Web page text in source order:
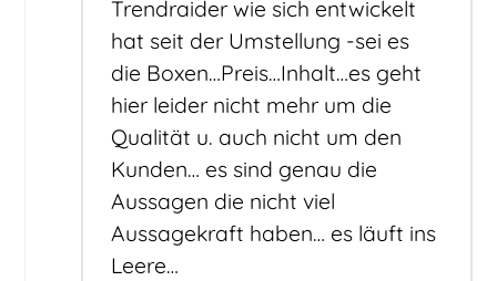
Trendraider wie sich entwickelt
hat seit der Umstellung -sei es
die Boxen…Preis…Inhalt…es geht
hier leider nicht mehr um die
Qualität u. auch nicht um den
Kunden… es sind genau die
Aussagen die nicht viel
Aussagekraft haben… es läuft ins
Leere…